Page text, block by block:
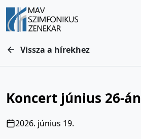
Vissza a hírekhez
Koncert június 26-án
2026. június 19.